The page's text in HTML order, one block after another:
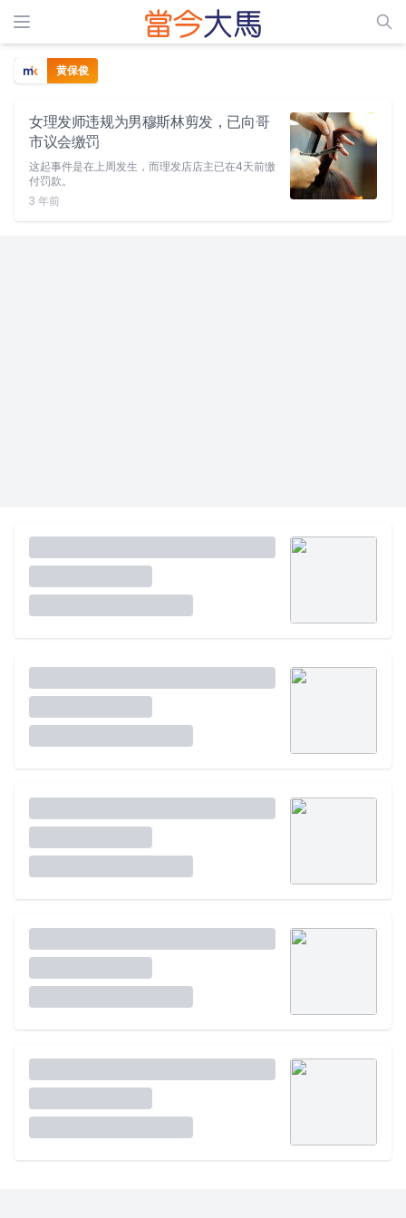
黄保俊
女理发师违规为男穆斯林剪发，已向哥
市议会缴罚
这起事件是在上周发生，而理发店店主已在4天前缴
付罚款。
3 年前